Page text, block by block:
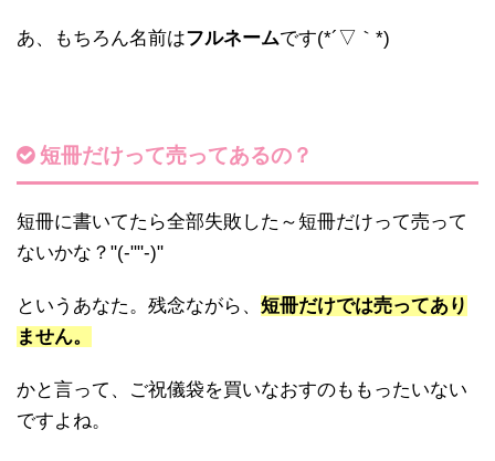
あ、もちろん名前はフルネームです(*´▽｀*)
短冊だけって売ってあるの？
短冊に書いてたら全部失敗した～短冊だけって売って
ないかな？"(-""-)"
というあなた。残念ながら、 短冊だけでは売ってあり
ません。
かと言って、ご祝儀袋を買いなおすのももったいない
ですよね。